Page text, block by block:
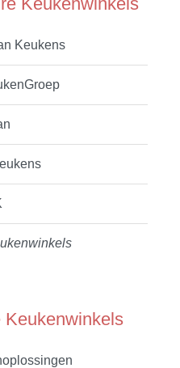
Keukens
Keukenwinkels